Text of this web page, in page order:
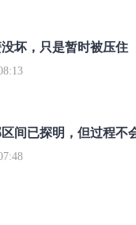
没坏，只是暂时被压住
区间已探明，但过程不